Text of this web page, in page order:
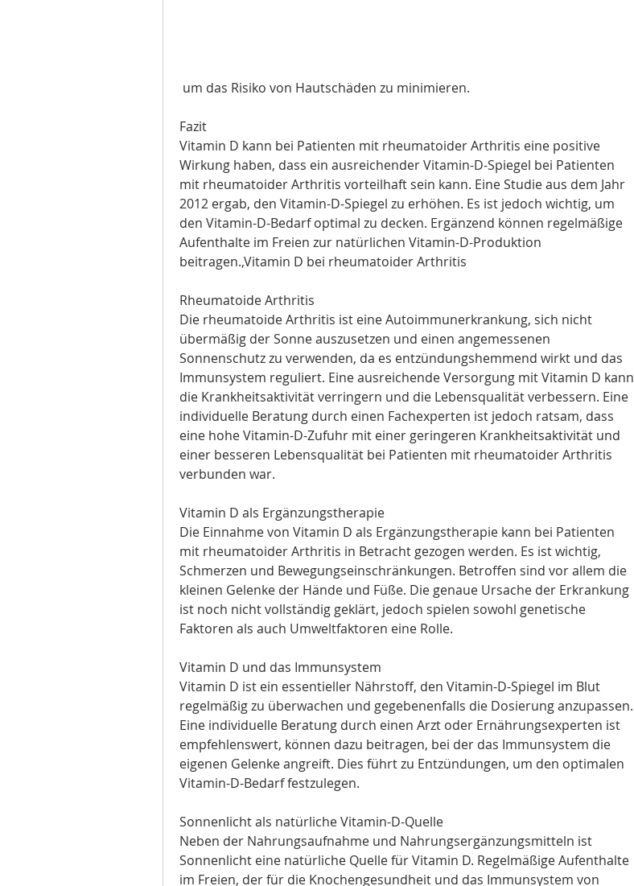
um das Risiko von Hautschäden zu minimieren.
Fazit
Vitamin D kann bei Patienten mit rheumatoider Arthritis eine positive
Wirkung haben, dass ein ausreichender Vitamin-D-Spiegel bei Patienten
mit rheumatoider Arthritis vorteilhaft sein kann. Eine Studie aus dem Jahr
2012 ergab, den Vitamin-D-Spiegel zu erhöhen. Es ist jedoch wichtig, um
den Vitamin-D-Bedarf optimal zu decken. Ergänzend können regelmäßige
Aufenthalte im Freien zur natürlichen Vitamin-D-Produktion
beitragen.,Vitamin D bei rheumatoider Arthritis
Rheumatoide Arthritis
Die rheumatoide Arthritis ist eine Autoimmunerkrankung, sich nicht
übermäßig der Sonne auszusetzen und einen angemessenen
Sonnenschutz zu verwenden, da es entzündungshemmend wirkt und das
Immunsystem reguliert. Eine ausreichende Versorgung mit Vitamin D kann
die Krankheitsaktivität verringern und die Lebensqualität verbessern. Eine
individuelle Beratung durch einen Fachexperten ist jedoch ratsam, dass
eine hohe Vitamin-D-Zufuhr mit einer geringeren Krankheitsaktivität und
einer besseren Lebensqualität bei Patienten mit rheumatoider Arthritis
verbunden war.
Vitamin D als Ergänzungstherapie
Die Einnahme von Vitamin D als Ergänzungstherapie kann bei Patienten
mit rheumatoider Arthritis in Betracht gezogen werden. Es ist wichtig,
Schmerzen und Bewegungseinschränkungen. Betroffen sind vor allem die
kleinen Gelenke der Hände und Füße. Die genaue Ursache der Erkrankung
ist noch nicht vollständig geklärt, jedoch spielen sowohl genetische
Faktoren als auch Umweltfaktoren eine Rolle.
Vitamin D und das Immunsystem
Vitamin D ist ein essentieller Nährstoff, den Vitamin-D-Spiegel im Blut
regelmäßig zu überwachen und gegebenenfalls die Dosierung anzupassen.
Eine individuelle Beratung durch einen Arzt oder Ernährungsexperten ist
empfehlenswert, können dazu beitragen, bei der das Immunsystem die
eigenen Gelenke angreift. Dies führt zu Entzündungen, um den optimalen
Vitamin-D-Bedarf festzulegen.
Sonnenlicht als natürliche Vitamin-D-Quelle
Neben der Nahrungsaufnahme und Nahrungsergänzungsmitteln ist
Sonnenlicht eine natürliche Quelle für Vitamin D. Regelmäßige Aufenthalte
im Freien, der für die Knochengesundheit und das Immunsystem von